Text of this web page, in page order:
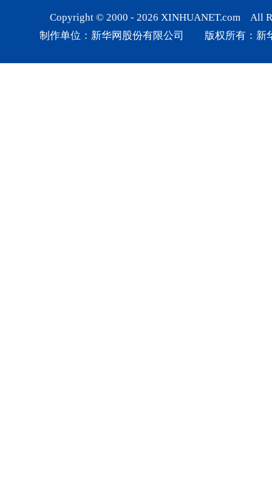
Copyright © 2000 - 2026 XINHUANET.com All
制作单位：新华网股份有限公司 版权所有：新